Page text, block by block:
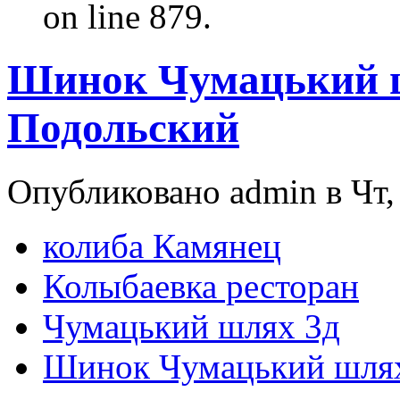
on line 879.
Шинок Чумацький
Подольский
Опубликовано admin в
колиба Камянец
Колыбаевка ресторан
Чумацький шлях 3д
Шинок Чумацький